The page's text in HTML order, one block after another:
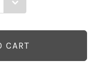
CART